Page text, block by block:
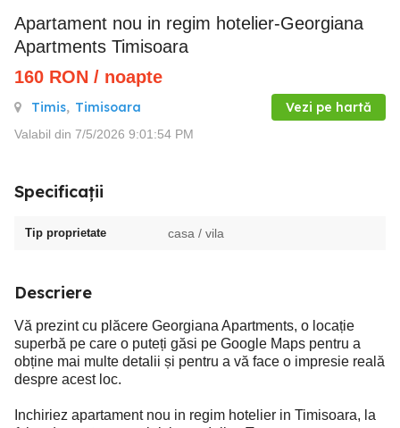
apartament nou in regim hotelier-Georgiana
Apartments Timisoara
160 RON / noapte
Timis, Timisoara Vezi pe hartă
Valabil din 7/5/2026 9:01:54 PM
Specificații
Tip proprietate casa / vila
Descriere
Vă prezint cu plăcere Georgiana Apartments, o locație
superbă pe care o puteți găsi pe Google Maps pentru a
obține mai multe detalii și pentru a vă face o impresie reală
despre acest loc.
Inchiriez apartament nou in regim hotelier in Timisoara, la